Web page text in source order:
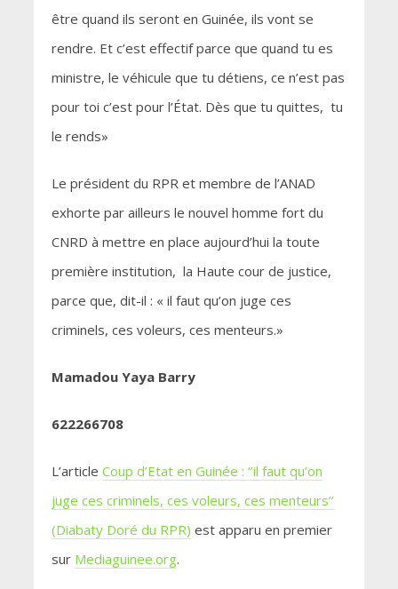
être quand ils seront en Guinée, ils vont se
rendre. Et c’est effectif parce que quand tu es
ministre, le véhicule que tu détiens, ce n’est pas
pour toi c’est pour l’État. Dès que tu quittes, tu
le rends»
Le président du RPR et membre de l’ANAD
exhorte par ailleurs le nouvel homme fort du
CNRD à mettre en place aujourd’hui la toute
première institution, la Haute cour de justice,
parce que, dit-il : « il faut qu’on juge ces
criminels, ces voleurs, ces menteurs.»
Mamadou Yaya Barry
622266708
L’article Coup d’Etat en Guinée : ‘’il faut qu’on
juge ces criminels, ces voleurs, ces menteurs’’
(Diabaty Doré du RPR) est apparu en premier
sur Mediaguinee.org.